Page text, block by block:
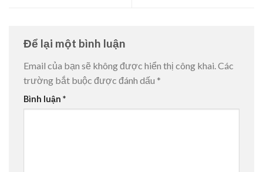
Để lại một bình luận
Email của bạn sẽ không được hiển thị công khai. Các
trường bắt buộc được đánh dấu *
Bình luận *